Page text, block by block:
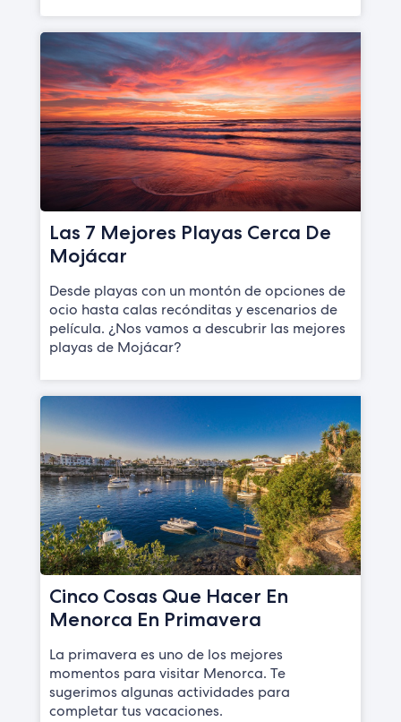
Las 7 Mejores Playas Cerca De
Mojácar
Desde playas con un montón de opciones de
ocio hasta calas recónditas y escenarios de
película. ¿Nos vamos a descubrir las mejores
playas de Mojácar?
Cinco Cosas Que Hacer En
Menorca En Primavera
La primavera es uno de los mejores
momentos para visitar Menorca. Te
sugerimos algunas actividades para
completar tus vacaciones.